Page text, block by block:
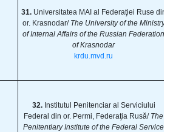
31. Universitatea MAI al Federaţiei Ruse din
or. Krasnodar/ The University of the Ministry
of Internal Affairs of the Russian Federation
of Krasnodar
krdu.mvd.ru
32. Institutul Penitenciar al Serviciului
Federal din or. Permi, Federaţia Rusă/ The
Penitentiary Institute of the Federal Service